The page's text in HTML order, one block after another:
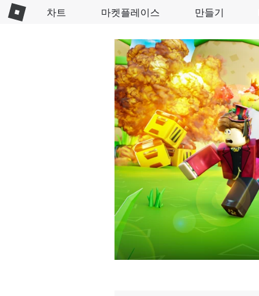
차트 마켓플레이스 만들기